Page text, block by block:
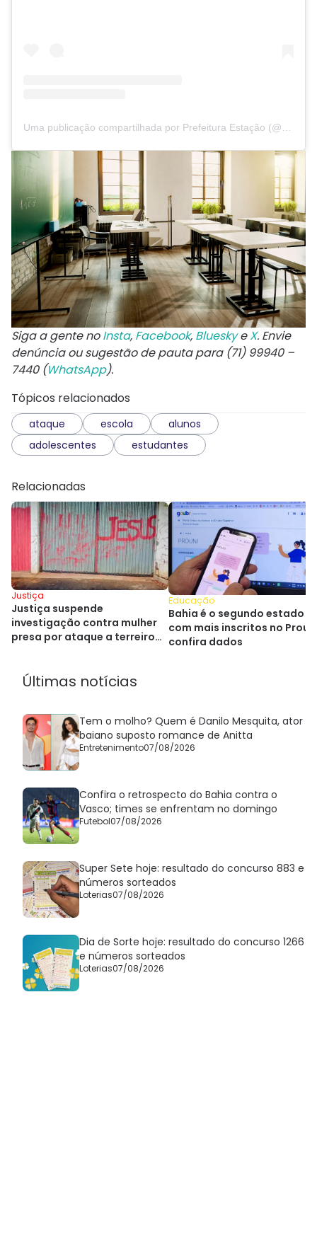
Siga a gente noInsta, Facebook, BlueskyeX. Envie
denúncia ou sugestão de pauta para (71) 99940 –
7440 (WhatsApp).
Tópicos relacionados
ataque escola
alunos
adolescentes
estudantes
Relacionadas
Justiça
Justiça suspende
investigação contra mulher
presa por ataque a terreiro
Educação
Bahia é o segundo estado
com mais inscritos no
confira dados
Últimas notícias
Tem o molho? Quem é Danilo Mesquita, ator
baiano suposto romance de Anitta
Entretenimento07/08/2026
Confira o retrospecto do Bahia contra o
Vasco; times se enfrentam no domingo
Futebol07/08/2026
Super Sete hoje: resultado do concurso 883 e
números sorteados
Loterias07/08/2026
Dia de Sorte hoje: resultado do concurso 1266
e números sorteados
Loterias07/08/2026